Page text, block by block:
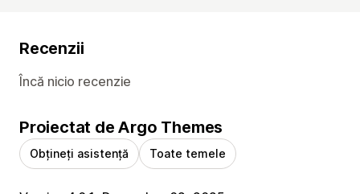
Recenzii
Încă nicio recenzie
Proiectat de Argo Themes
Obțineți asistență Toate temele